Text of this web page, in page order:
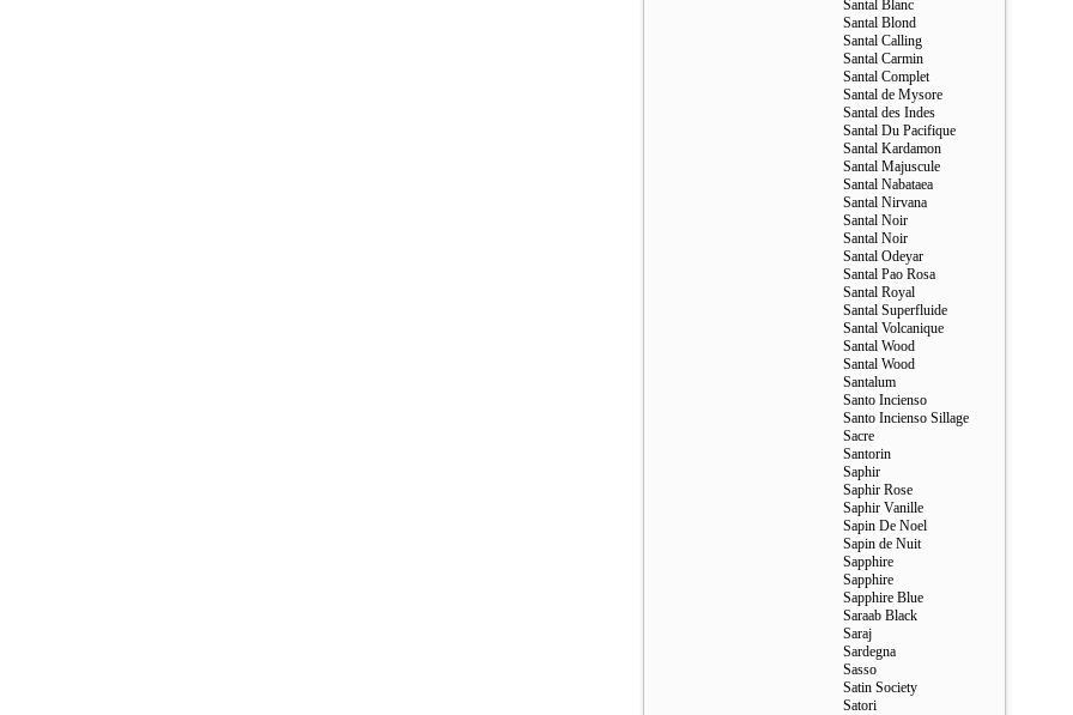
Santal Blanc
Santal Blond
Santal Calling
Santal Carmin
Santal Complet
Santal de Mysore
Santal des Indes
Santal Du Pacifique
Santal Kardamon
Santal Majuscule
Santal Nabataea
Santal Nirvana
Santal Noir
Santal Noir
Santal Odeyar
Santal Pao Rosa
Santal Royal
Santal Superfluide
Santal Volcanique
Santal Wood
Santal Wood
Santalum
Santo Incienso
Santo Incienso Sillage
Sacre
Santorin
Saphir
Saphir Rose
Saphir Vanille
Sapin De Noel
Sapin de Nuit
Sapphire
Sapphire
Sapphire Blue
Saraab Black
Saraj
Sardegna
Sasso
Satin Society
Satori